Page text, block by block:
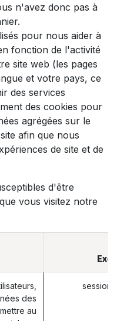
n'avez donc pas à
pour nous aider à
fonction de l'activité
site web (les pages
et votre pays, ce
des services
des cookies pour
agrégées sur le
afin que nous
de site et de
d'être
vous visitez notre
des
au